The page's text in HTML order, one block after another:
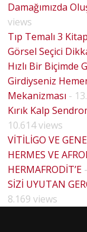
Damağımızda
views
Tıp Temalı 3
Görsel Seçici
Hızlı Bir Biçimde
Girdiyseniz
Mekanizması -
Kırık Kalp
10.614 views
VİTİLİGO VE
HERMES VE
HERMAFRODİT’E
SİZİ UYUTAN
8.169 views